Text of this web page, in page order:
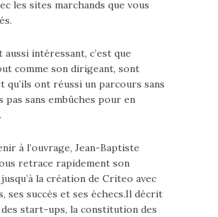
les sites marchands que vous
aussi intéressant, c’est que
comme son dirigeant, sont
qu’ils ont réussi un parcours sans
pas sans embûches pour en
à l’ouvrage, Jean-Baptiste
retrace rapidement son
la création de Criteo avec
ses succès et ses échecs.Il décrit
start-ups, la constitution des